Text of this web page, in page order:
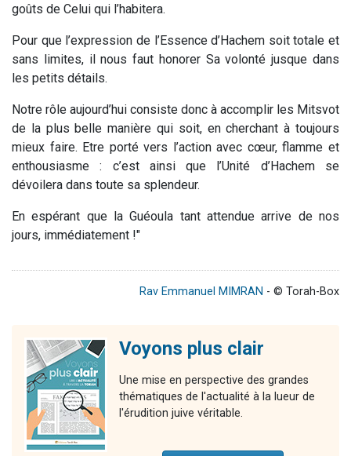
goûts de Celui qui l’habitera.
Pour que l’expression de l’Essence d’Hachem soit totale et
sans limites, il nous faut honorer Sa volonté jusque dans
les petits détails.
Notre rôle aujourd’hui consiste donc à accomplir les Mitsvot
de la plus belle manière qui soit, en cherchant à toujours
mieux faire. Etre porté vers l’action avec cœur, flamme et
enthousiasme : c’est ainsi que l’Unité d’Hachem se
dévoilera dans toute sa splendeur.
En espérant que la Guéoula tant attendue arrive de nos
jours, immédiatement !"
Rav Emmanuel MIMRAN - © Torah-Box
Voyons plus clair
Une mise en perspective des grandes
thématiques de l'actualité à la lueur de
l'érudition juive véritable.